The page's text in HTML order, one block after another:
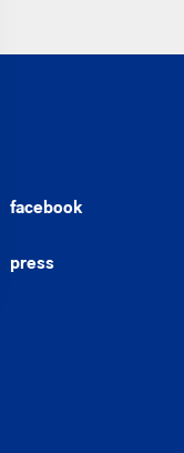
facebook
press